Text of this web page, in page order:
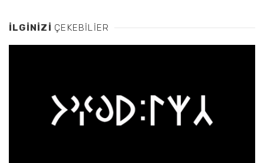
İLGINIZI ÇEKEBILIER